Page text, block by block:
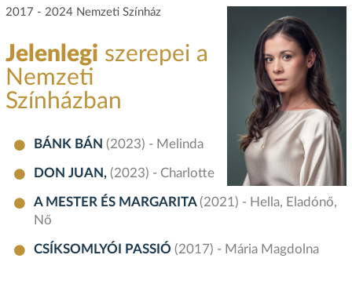
2017 - 2024 Nemzeti Színház
Jelenlegi szerepei a
Nemzeti
Színházban
BÁNK BÁN (2023) - Melinda
DON JUAN, (2023) - Charlotte
A MESTER ÉS MARGARITA(2021) - Hella, Eladónő,
Nő
CSÍKSOMLYÓI PASSIÓ (2017) - Mária Magdolna